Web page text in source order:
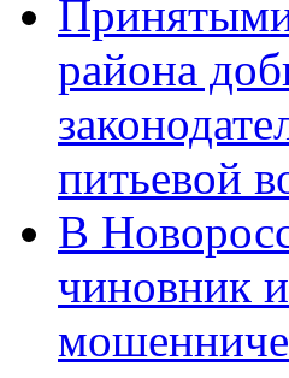
района
питьевой
В
чиновник